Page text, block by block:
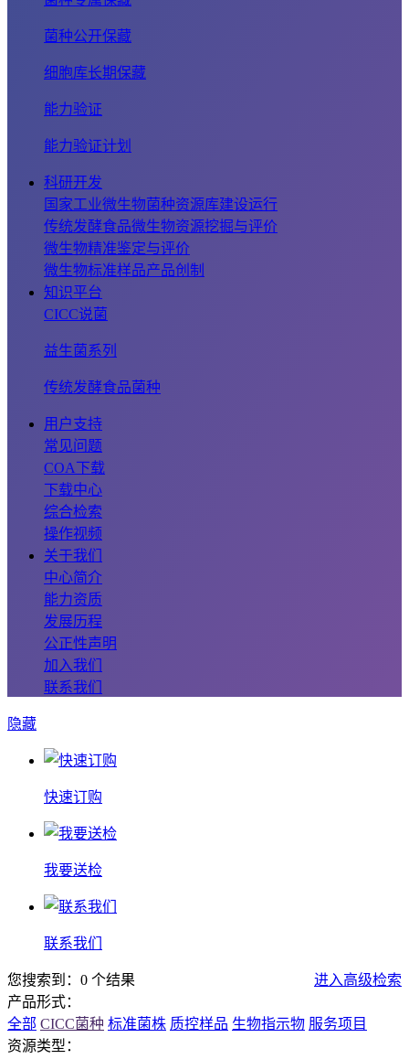
菌种公开保藏
细胞库长期保藏
能力验证
能力验证计划
科研开发
国家工业微生物菌种资源库建设运行
传统发酵食品微生物资源挖掘与评价
微生物精准鉴定与评价
微生物标准样品产品创制
知识平台
CICC说菌
益生菌系列
传统发酵食品菌种
用户支持
常见问题
COA下载
下载中心
综合检索
操作视频
关于我们
中心简介
能力资质
发展历程
公正性声明
加入我们
联系我们
隐藏
快速订购
我要送检
联系我们
您搜索到：0 个结果
进入高级检索
产品形式：
全部 CICC菌种 标准菌株 质控样品 生物指示物 服务项目
资源类型：